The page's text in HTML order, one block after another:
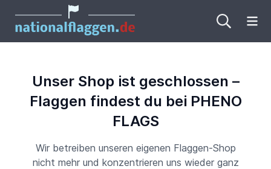
Unser Shop ist geschlossen –
Flaggen findest du bei PHENO
FLAGS
Wir betreiben unseren eigenen Flaggen-Shop
nicht mehr und konzentrieren uns wieder ganz